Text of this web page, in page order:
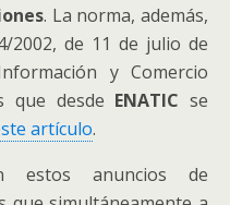
. La norma, además,
2002, de 11 de julio de
y Comercio
que desde ENATIC se
artículo.
estos anuncios de